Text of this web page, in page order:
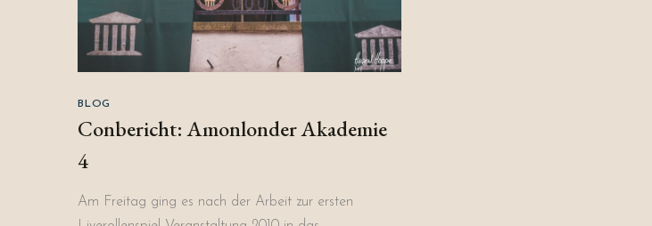
BLOG
Conbericht: Amonlonder Akademie
4
Am Freitag ging es nach der Arbeit zur ersten